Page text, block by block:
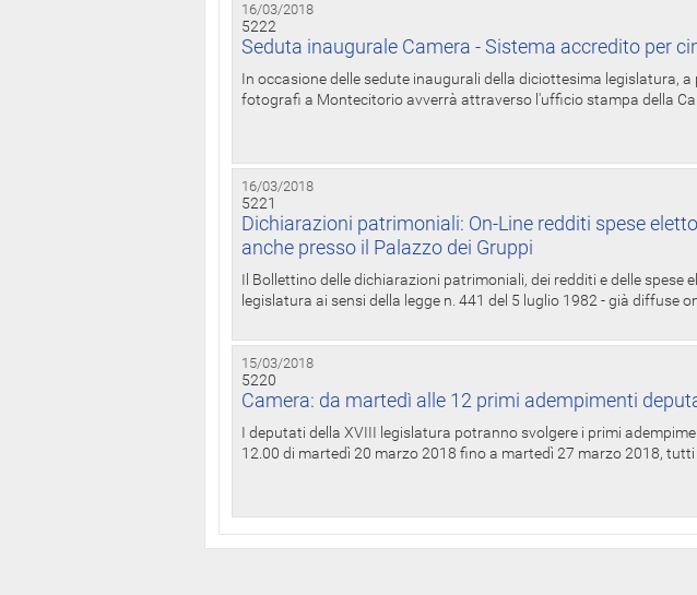
16/03/2018
5222
Seduta inaugurale Camera - Sistema accredito per
In occasione delle sedute inaugurali della diciottesima legislatura,
fotografi a Montecitorio avverrà attraverso l'ufficio stampa della
16/03/2018
5221
Dichiarazioni patrimoniali: On-Line redditi spese
anche presso il Palazzo dei Gruppi
Il Bollettino delle dichiarazioni patrimoniali, dei redditi e delle
legislatura ai sensi della legge n. 441 del 5 luglio 1982 - già diffuse
15/03/2018
5220
Camera: da martedì alle 12 primi adempimenti
I deputati della XVIII legislatura potranno svolgere i primi
12.00 di martedì 20 marzo 2018 fino a martedì 27 marzo 2018, tutti